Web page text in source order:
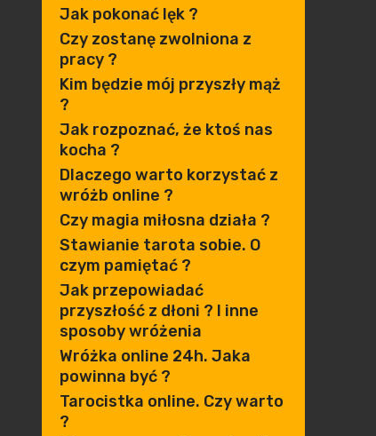
Jak pokonać lęk ?
Czy zostanę zwolniona z
pracy ?
Kim będzie mój przyszły mąż
?
Jak rozpoznać, że ktoś nas
kocha ?
Dlaczego warto korzystać z
wróżb online ?
Czy magia miłosna działa ?
Stawianie tarota sobie. O
czym pamiętać ?
Jak przepowiadać
przyszłość z dłoni ? I inne
sposoby wróżenia
Wróżka online 24h. Jaka
powinna być ?
Tarocistka online. Czy warto
?